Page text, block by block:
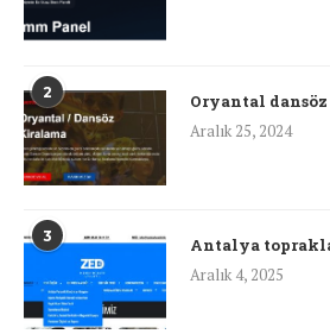
2
Oryantal dansöz
Aralık 25, 2024
3
Antalya
Aralık 4, 2025